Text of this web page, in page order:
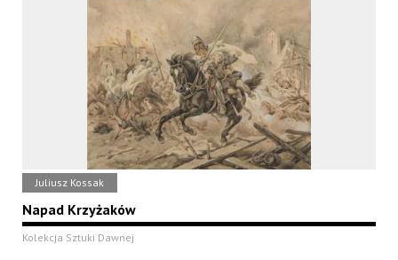
Juliusz Kossak
Napad Krzyżaków
Kolekcja Sztuki Dawnej